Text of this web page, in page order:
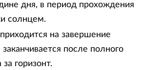
дня, в период прохождения
солнцем.
на завершение
заканчивается после полного
горизонт.